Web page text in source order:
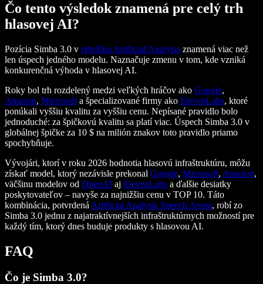
Čo tento výsledok znamená pre celý trh
hlasovej AI?
Pozícia Simba 3.0 v rebríčku Artificial Analysis znamená viac než
len úspech jedného modelu. Naznačuje zmenu v tom, kde vzniká
konkurenčná výhoda v hlasovej AI.
Roky bol trh rozdelený medzi veľkých hráčov ako Google,
Amazon, Microsoft a špecializované firmy ako ElevenLabs, ktoré
ponúkali vyššiu kvalitu za vyššiu cenu. Nepísané pravidlo bolo
jednoduché: za špičkovú kvalitu sa platí viac. Úspech Simba 3.0 v
globálnej špičke za 10 $ na milión znakov toto pravidlo priamo
spochybňuje.
Vývojári, ktorí v roku 2026 hodnotia hlasovú infraštruktúru, môžu
získať model, ktorý nezávisle prekonal Google, Microsoft, Amazon,
väčšinu modelov od OpenAI aj ElevenLabs a ďalšie desiatky
poskytovateľov – navyše za najnižšiu cenu v TOP 10. Táto
kombinácia, potvrdená Artificial Analysis Speech Arena, robí zo
Simba 3.0 jednu z najatraktívnejších infraštruktúrnych možností pre
každý tím, ktorý dnes buduje produkty s hlasovou AI.
FAQ
Čo je Simba 3.0?